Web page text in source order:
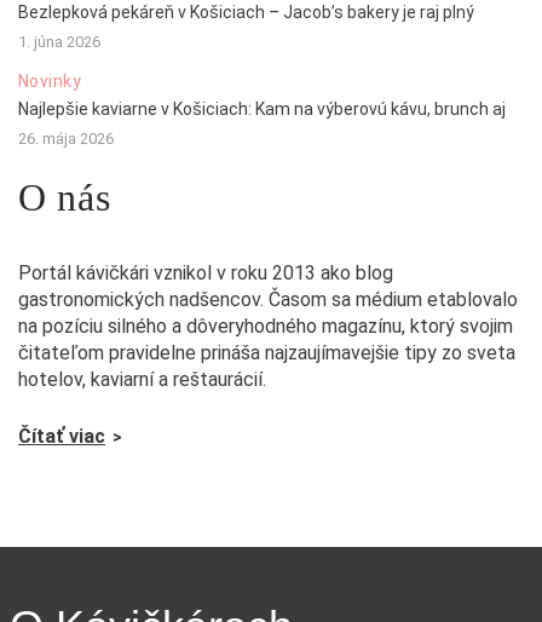
Bezlepková pekáreň v Košiciach – Jacob’s bakery je raj plný
1. júna 2026
Novinky
Najlepšie kaviarne v Košiciach: Kam na výberovú kávu, brunch aj
26. mája 2026
O nás
Portál kávičkári vznikol v roku 2013 ako blog
gastronomických nadšencov. Časom sa médium etablovalo
na pozíciu silného a dôveryhodného magazínu, ktorý svojim
čitateľom pravidelne prináša najzaujímavejšie tipy zo sveta
hotelov, kaviarní a reštaurácií.
Čítať viac